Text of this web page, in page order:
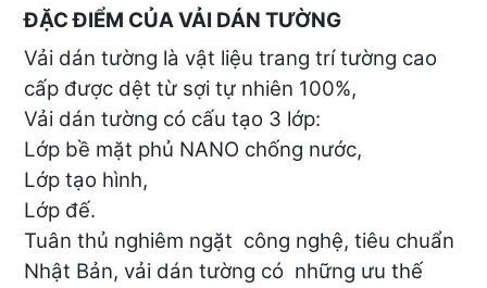
ĐẶC ĐIỂM CỦA VẢI DÁN TƯỜNG
Vải dán tường là vật liệu trang trí tường cao
cấp được dệt từ sợi tự nhiên 100%,
Vải dán tường có cấu tạo 3 lớp:
Lớp bề mặt phủ NANO chống nước,
Lớp tạo hình,
Lớp đế.
Tuân thủ nghiêm ngặt công nghệ, tiêu chuẩn
Nhật Bản, vải dán tường có những ưu thế